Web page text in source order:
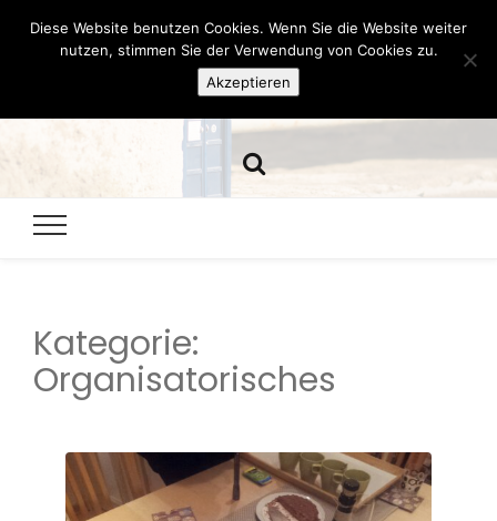
Hazamelistan
Kategorie:
Organisatorisches
Diese Website benutzen Cookies. Wenn Sie die Website weiter
nutzen, stimmen Sie der Verwendung von Cookies zu.
Akzeptieren